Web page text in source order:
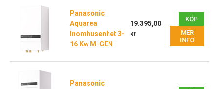
Panasonic
Aquarea
Inomhusenhet 3-
16 Kw M-GEN
19.395,00
kr
KÖP
MER
INFO
Panasonic